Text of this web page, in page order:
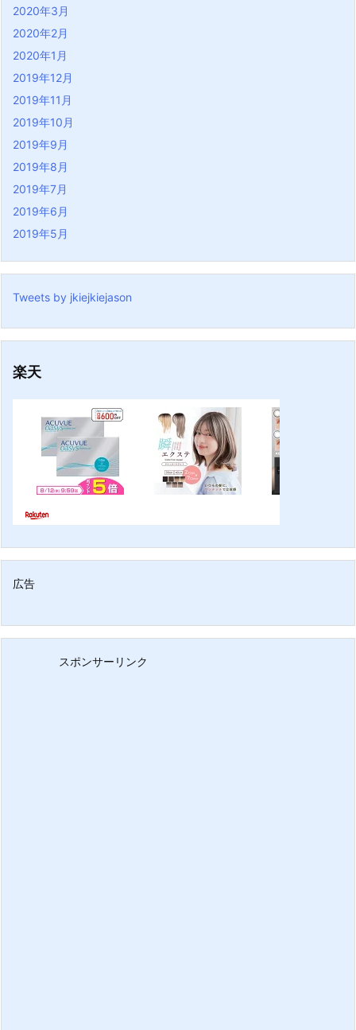
2020年3月
2020年2月
2020年1月
2019年12月
2019年11月
2019年10月
2019年9月
2019年8月
2019年7月
2019年6月
2019年5月
Tweets by jkiejkiejason
楽天
広告
スポンサーリンク